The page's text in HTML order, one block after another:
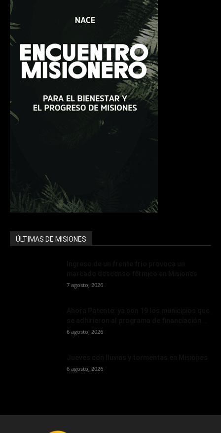
ÚLTIMAS DE MISIONES
7 agosto, 2026
6 agosto, 2026
6 agosto, 2026